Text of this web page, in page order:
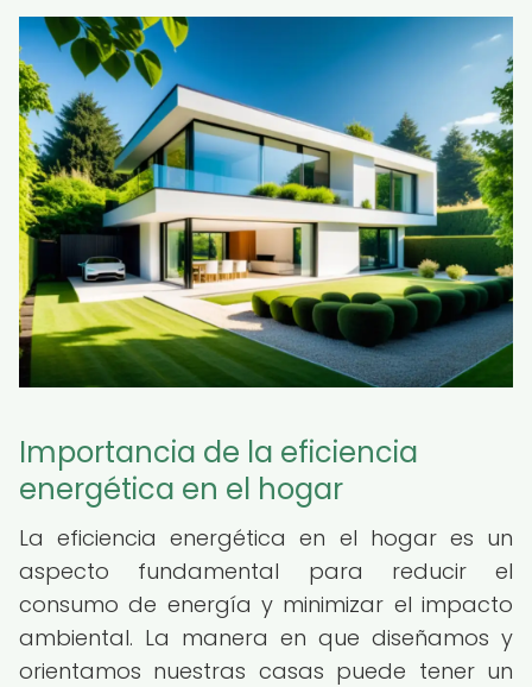
Importancia de la eficiencia
energética en el hogar
La eficiencia energética en el hogar es un
aspecto fundamental para reducir el
consumo de energía y minimizar el impacto
ambiental. La manera en que diseñamos y
orientamos nuestras casas puede tener un